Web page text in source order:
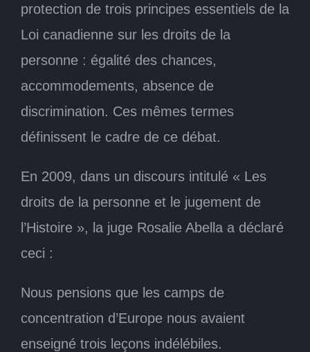
protection de trois principes essentiels de la
Loi canadienne sur les droits de la
personne : égalité des chances,
accommodements, absence de
discrimination. Ces mêmes termes
définissent le cadre de ce débat.
En 2009, dans un discours intitulé « Les
droits de la personne et le jugement de
l’Histoire », la juge Rosalie Abella a déclaré
ceci :
Nous pensions que les camps de
concentration d’Europe nous avaient
enseigné trois leçons indélébiles.